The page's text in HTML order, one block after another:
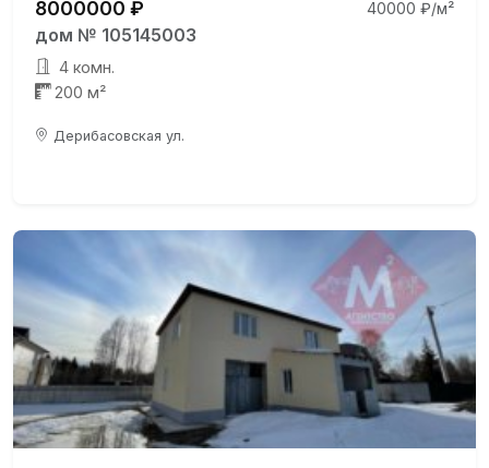
8000000 ₽ 40000 ₽/м²
дом № 105145003
4 комн.
200 м²
Дерибасовская ул.